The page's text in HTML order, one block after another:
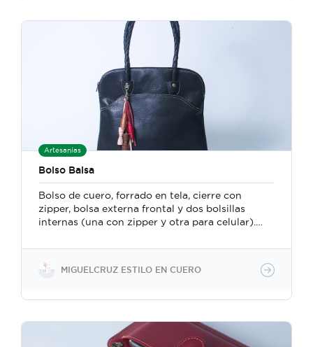
Artesanías
Bolso Balsa
Bolso de cuero, forrado en tela, cierre con
zipper, bolsa externa frontal y dos bolsillas
internas (una con zipper y otra para celular).
a mano con un método particular en el que se
fusionan técnicas y herramientas de la
marroquinería y la talabartería tradicional
MIGUELCRUZ ESTILO EN CUERO